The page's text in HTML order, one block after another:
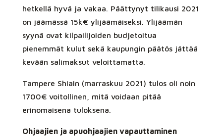
hetkellä hyvä ja vakaa. Päättynyt tilikausi 2021
on jäämässä 15k€ ylijäämäiseksi. Ylijäämän
syynä ovat kilpailijoiden budjetoitua
pienemmät kulut sekä kaupungin päätös jättää
kevään salimaksut veloittamatta.
Tampere Shiain (marraskuu 2021) tulos oli noin
1700€ voitollinen, mitä voidaan pitää
erinomaisena tuloksena.
Ohjaajien ja apuohjaajien vapauttaminen